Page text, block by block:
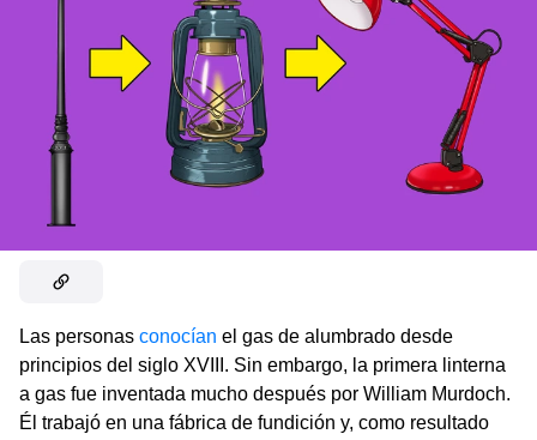
Las personas conocían el gas de alumbrado desde
principios del siglo XVIII. Sin embargo, la primera linterna
a gas fue inventada mucho después por William Murdoch.
Él trabajó en una fábrica de fundición y, como resultado